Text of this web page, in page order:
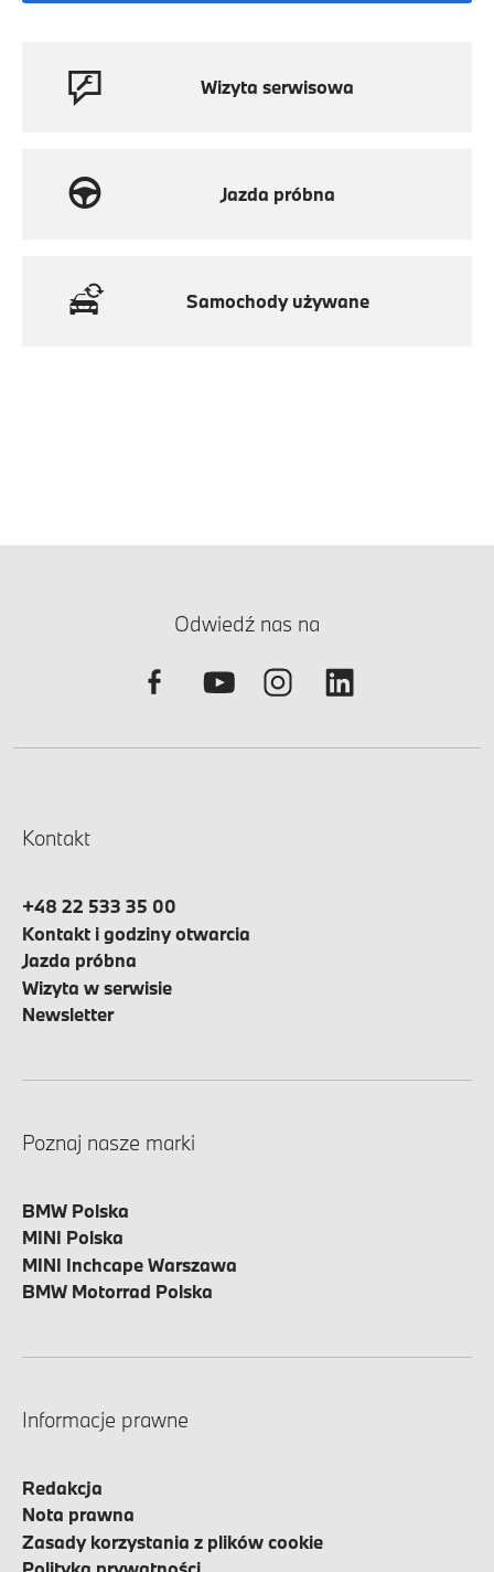
Wizyta serwisowa
Jazda próbna
Samochody używane
Odwiedź nas na
Kontakt
+48 22 533 35 00
Kontakt i godziny otwarcia
Jazda próbna
Wizyta w serwisie
Newsletter
Poznaj nasze marki
BMW Polska
MINI Polska
MINI Inchcape Warszawa
BMW Motorrad Polska
Informacje prawne
Redakcja
Nota prawna
Zasady korzystania z plików cookie